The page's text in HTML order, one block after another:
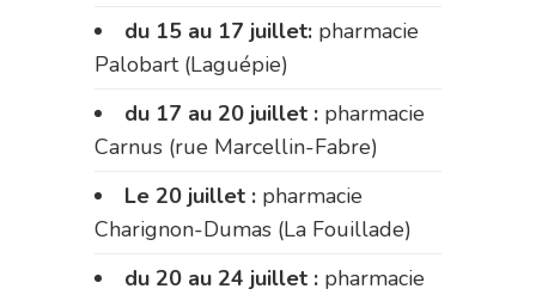
du 15 au 17 juillet: pharmacie
Palobart (Laguépie)
du 17 au 20 juillet : pharmacie
Carnus (rue Marcellin-Fabre)
Le 20 juillet : pharmacie
Charignon-Dumas (La Fouillade)
du 20 au 24 juillet : pharmacie